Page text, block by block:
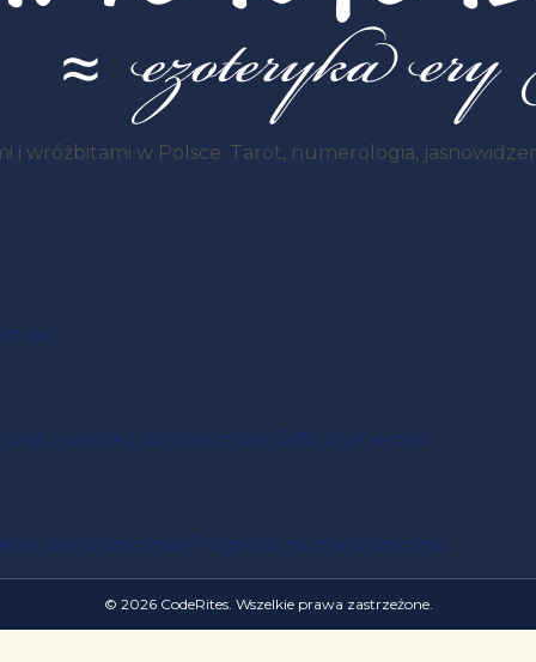
i wróżbitami w Polsce. Tarot, numerologia,
Czat z wróżką Wróżka przez SMS oraz e-mail
astrologicznie Prognoza numerologiczna
© 2026 CodeRites. Wszelkie prawa zastrzeżone.